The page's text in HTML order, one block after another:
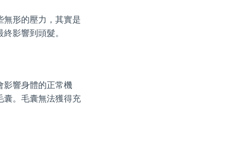
形的壓力，其實是
影響到頭髮。
影響身體的正常機
囊。毛囊無法獲得充